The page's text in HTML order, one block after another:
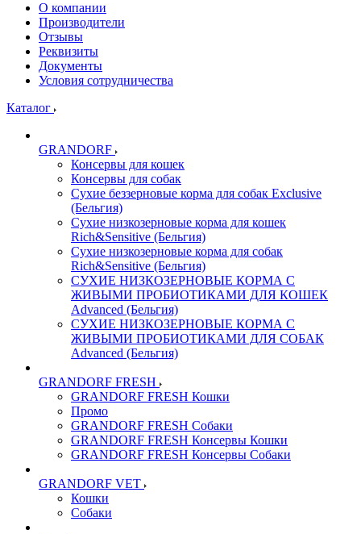
О компании
Производители
Отзывы
Реквизиты
Документы
Условия сотрудничества
Каталог
GRANDORF
Консервы для кошек
Консервы для собак
Сухие беззерновые корма для собак Exclusive
(Бельгия)
Сухие низкозерновые корма для кошек
Rich&Sensitive (Бельгия)
Сухие низкозерновые корма для собак
Rich&Sensitive (Бельгия)
СУХИЕ НИЗКОЗЕРНОВЫЕ КОРМА С
ЖИВЫМИ ПРОБИОТИКАМИ ДЛЯ КОШЕК
Advanced (Бельгия)
СУХИЕ НИЗКОЗЕРНОВЫЕ КОРМА С
ЖИВЫМИ ПРОБИОТИКАМИ ДЛЯ СОБАК
Advanced (Бельгия)
GRANDORF FRESH
GRANDORF FRESH Кошки
Промо
GRANDORF FRESH Собаки
GRANDORF FRESH Консервы Кошки
GRANDORF FRESH Консервы Собаки
GRANDORF VET
Кошки
Собаки